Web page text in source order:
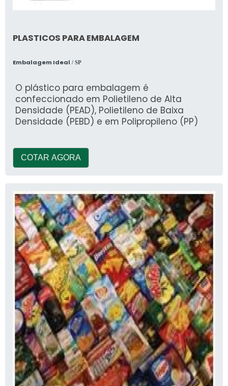
PLASTICOS PARA EMBALAGEM
Embalagem Ideal / SP
O plástico para embalagem é
confeccionado em Polietileno de Alta
Densidade (PEAD), Polietileno de Baixa
Densidade (PEBD) e em Polipropileno (PP)
COTAR AGORA